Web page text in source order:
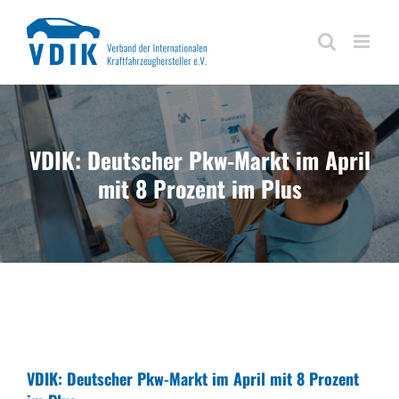
Inhalt
springen
VDIK: Deutscher Pkw-Markt im April
mit 8 Prozent im Plus
VDIK: Deutscher Pkw-Markt im April mit 8 Prozent